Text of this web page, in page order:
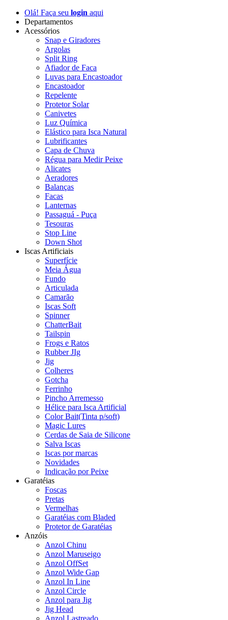
Olá! Faça seu login aqui
Departamentos
Acessórios
Snap e Giradores
Argolas
Split Ring
Afiador de Faca
Luvas para Encastoador
Encastoador
Repelente
Protetor Solar
Canivetes
Luz Química
Elástico para Isca Natural
Lubrificantes
Capa de Chuva
Régua para Medir Peixe
Alicates
Aeradores
Balanças
Facas
Lanternas
Passaguá - Puça
Tesouras
Stop Line
Down Shot
Iscas Artificiais
Superfície
Meia Água
Fundo
Articulada
Camarão
Iscas Soft
Spinner
ChatterBait
Tailspin
Frogs e Ratos
Rubber JIg
Jig
Colheres
Gotcha
Ferrinho
Pincho Arremesso
Hélice para Isca Artificial
Color Bait(Tinta p/soft)
Magic Lures
Cerdas de Saia de Silicone
Salva Iscas
Iscas por marcas
Novidades
Indicação por Peixe
Garatéias
Foscas
Pretas
Vermelhas
Garatéias com Bladed
Protetor de Garatéias
Anzóis
Anzol Chinu
Anzol Maruseigo
Anzol OffSet
Anzol Wide Gap
Anzol In Line
Anzol Circle
Anzol para Jig
Jig Head
Anzol Lastreado